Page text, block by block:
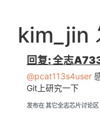
kim_jin
回复: 全志
@pcat113s4user
Git上研究一下
发布在 其它全志芯片讨论区